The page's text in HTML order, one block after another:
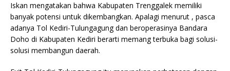
Iskan mengatakan bahwa Kabupaten Trenggalek memiliki
banyak potensi untuk dikembangkan. Apalagi menurut , pasca
adanya Tol Kediri-Tulungagung dan beroperasinya Bandara
Doho di Kabupaten Kediri berarti memang terbuka bagi solusi-
solusi membangun daerah.